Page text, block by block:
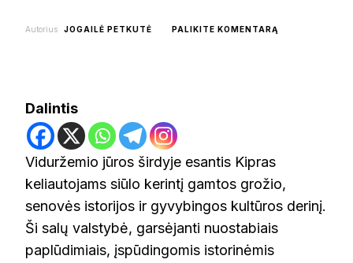
Autorius JOGAILĖ PETKUTĖ PALIKITE KOMENTARĄ
Dalintis
Viduržemio jūros širdyje esantis Kipras
keliautojams siūlo kerintį gamtos grožio,
senovės istorijos ir gyvybingos kultūros derinį.
Ši salų valstybė, garsėjanti nuostabiais
paplūdimiais, įspūdingomis istorinėmis